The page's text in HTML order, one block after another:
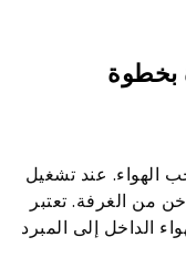
بخطوة
الهواء. عند تشغيل
من الغرفة. تعتبر
الداخل إلى المبرد